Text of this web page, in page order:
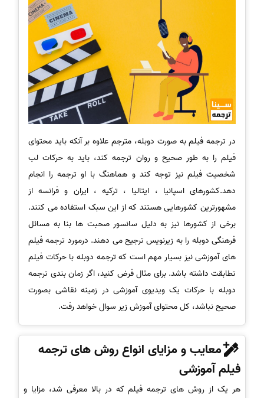
در ترجمه فیلم به صورت دوبله، مترجم علاوه بر آنکه باید محتوای
فیلم را به طور صحیح و روان ترجمه کند، باید به حرکات لب
شخصیت فیلم نیز توجه کند و هماهنگ با او ترجمه را انجام
دهد.کشورهای اسپانیا ، ایتالیا ، ترکیه ، ایران و فرانسه از
مشهورترین کشورهایی هستند که از این سبک استفاده می کنند.
برخی از کشورها نیز به دلیل سانسور صحبت ها بنا به مسائل
فرهنگی دوبله را به زیرنویس ترجیح می دهند. درمورد ترجمه فیلم
های آموزشی نیز بسیار مهم است که ترجمه دوبله با حرکات فیلم
تطابقت داشته باشد. برای مثال فرض کنید، اگر زمان بندی ترجمه
دوبله با حرکات یک ویدیوی آموزشی در زمینه نقاشی بصورت
صحیح نباشد، کل محتوای آموزش زیر سوال خواهد رفت.
معایب و مزایای انواع روش های ترجمه
فیلم آموزشی
هر یک از روش های ترجمه فیلم که در بالا معرفی شد، مزایا و